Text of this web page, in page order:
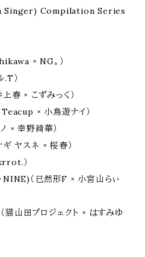
Singer) Compilation Series
× NG。）
.T）
上春 × こずみっく）
× 小鳥遊ナイ）
× 幸野綺華）
ギ ヤスネ × 桜春）
）
NINE)（已然形F × 小宮山らぃ
猫山田プロジェクト × はすみゆ